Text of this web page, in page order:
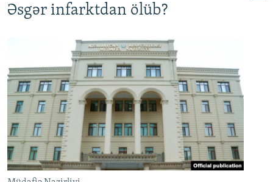
Əsgər infarktdan ölüb?